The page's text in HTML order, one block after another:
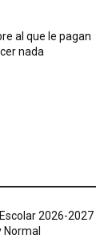
al que le pagan
nada
2026-2027
Normal